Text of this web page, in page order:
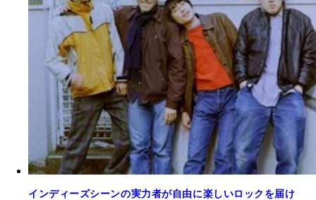
インディーズシーンの実力者が自由に楽しいロックを届け